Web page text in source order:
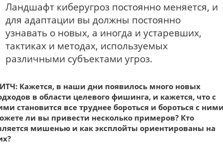
Ландшафт киберугроз постоянно меняется, и
для адаптации вы должны постоянно
узнавать о новых, а иногда и устаревших,
тактиках и методах, используемых
различными субъектами угроз.
Кажется, в наши дни появилось много новых
в области целевого фишинга, и кажется, что с
становится все труднее бороться и бороться с
ли вы привести несколько примеров? Кто
мишенью и как эксплойты ориентированы на